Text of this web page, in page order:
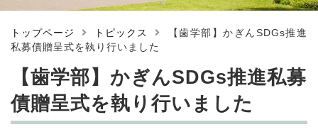
トップページ トピックス
【歯学部】かぎんSDGs推進
私募債贈呈式を執り行いました
【歯学部】かぎんSDGs推進私募
債贈呈式を執り行いました